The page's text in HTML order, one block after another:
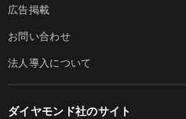
広告掲載
お問い合わせ
法人導入について
ダイヤモンド社のサイト